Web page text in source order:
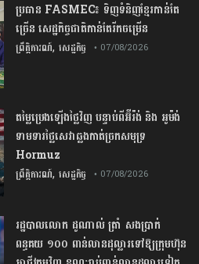
ប្រធាន​​ ​FASMEC​៖​ ​ទិញ​ទំនិញ​ខ្មែរ​កាន់តែ​
ច្រើន​ ​សេដ្ឋកិច្ច​ជាតិ​កាន់តែ​រីកចម្រើន​
ព្រឹត្តិការណ៍, សេដ្ឋកិច្ច • 07/08/2026
តម្លៃប្រេងឡើងថ្លៃវិញ បន្ទាប់ពីអ៊ីរ៉ង់ និង អូម៉ង់
ទាមទារថ្លៃសេវាឆ្លងកាត់ច្រកសមុទ្រ
Hormuz
ព្រឹត្តិការណ៍, សេដ្ឋកិច្ច • 07/08/2026
រដ្ឋបាលលោក ដូណាល់ ត្រាំ សងប្រាក់
ពន្ធគយ ១០០ ពាន់លានដុល្លារទៅឱ្យក្រុមហ៊ុន